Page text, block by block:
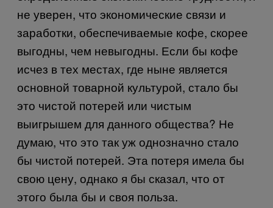
не уверен, что экономические связи и
заработки, обеспечиваемые кофе, скорее
выгодны, чем невыгодны. Если бы кофе
исчез в тех местах, где ныне является
основной товарной культурой, стало бы
это чистой потерей или чистым
выигрышем для данного общества? Не
думаю, что это так уж однозначно стало
бы чистой потерей. Эта потеря имела бы
свою цену, однако я бы сказал, что от
этого была бы и своя польза.